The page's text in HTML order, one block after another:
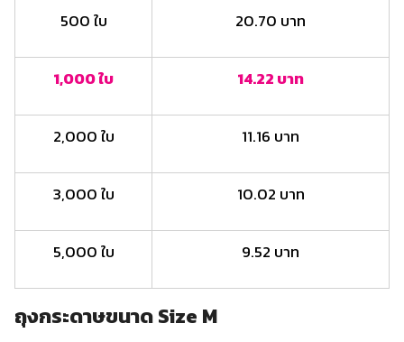
500 ใบ 20.70 บาท
1,000 ใบ 14.22 บาท
2,000 ใบ 11.16 บาท
3,000 ใบ 10.02 บาท
5,000 ใบ 9.52 บาท
ถุงกระดาษขนาด Size M